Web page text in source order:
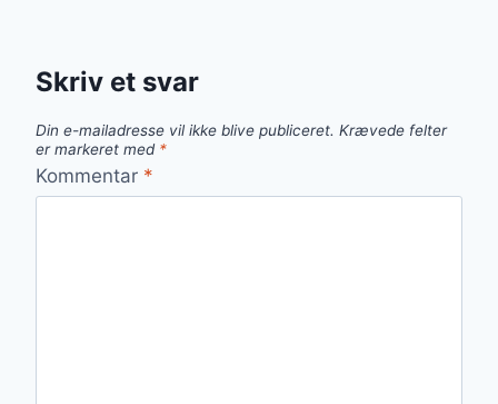
Skriv et svar
Din e-mailadresse vil ikke blive publiceret. Krævede felter
er markeret med *
Kommentar *